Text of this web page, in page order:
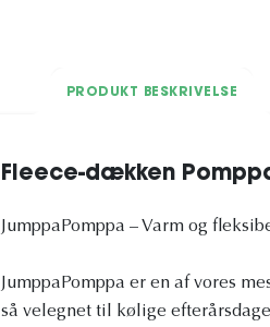
PRODUKT BESKRIVELSE
Fleece-dækken
JumppaPomppa – Varm og
JumppaPomppa er en af ​​vores
så velegnet til kølige